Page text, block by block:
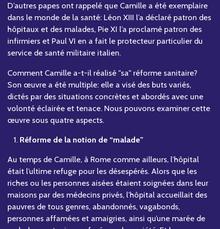
D’autres papes ont rappelé que Camille a été exemplaire
dans le monde de la santé: Léon XIII l’a déclaré patron des
hôpitaux et des malades, Pie XI l’a proclamé patron des
infirmiers et Paul VI en a fait le protecteur particulier du
service de santé militaire italien.
Comment Camille a-t-il réalisé "sa" réforme sanitaire?
Son œuvre a été multiple: elle a visé des buts variés,
dictés par des situations concrètes et abordés avec une
volonté éclairée et tenace. Nous pouvons examiner cette
œuvre sous quatre aspects.
Réforme de la notion de “malade”
Au temps de Camille, à Rome comme ailleurs, l’hôpital
était l’ultime refuge pour les désespérés. Alors que les
riches ou les personnes aisées étaient soignées dans leur
maisons par des médecins privés, l’hôpital accueillait des
pauvres de tous genres, abandonnés, vagabonds,
personnes affamées et amaigries, ainsi qu’une marée de